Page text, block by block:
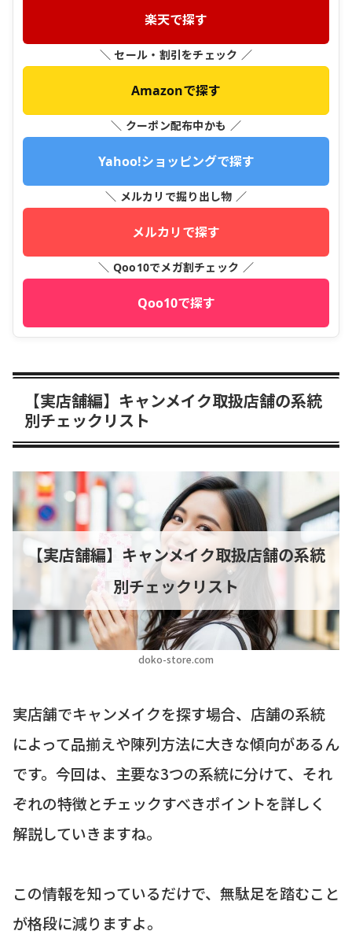
楽天で探す
＼ セール・割引をチェック ／
Amazonで探す
＼ クーポン配布中かも ／
Yahoo!ショッピングで探す
＼ メルカリで掘り出し物 ／
メルカリで探す
＼ Qoo10でメガ割チェック ／
Qoo10で探す
【実店舗編】キャンメイク取扱店舗の系統
別チェックリスト
doko-store.com
【実店舗編】キャンメイク取扱店舗の系統
別チェックリスト
実店舗でキャンメイクを探す場合、店舗の系統
によって品揃えや陳列方法に大きな傾向があるん
です。今回は、主要な3つの系統に分けて、それ
ぞれの特徴とチェックすべきポイントを詳しく
解説していきますね。
この情報を知っているだけで、無駄足を踏むこと
が格段に減りますよ。